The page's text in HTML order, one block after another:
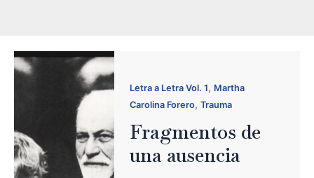
Letra a Letra Vol. 1, Martha
Carolina Forero, Trauma
Fragmentos de
una ausencia